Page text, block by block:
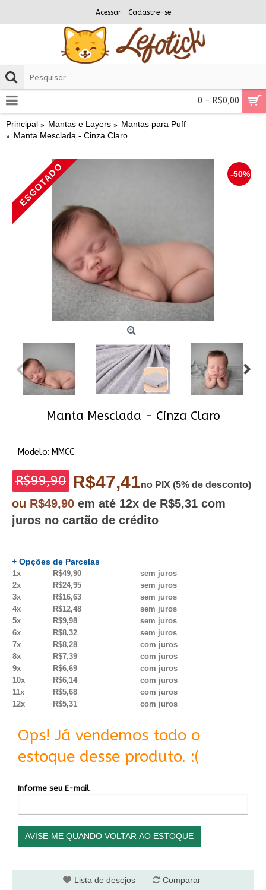
Acessar Cadastre-se
0 - R$0,00
Principal Mantas e Layers
Mantas para Puff
Manta Mesclada - Cinza Claro
-50%
ESGOTADO
Manta Mesclada - Cinza Claro
Modelo: MMCC
R$99,90 R$47,41no PIX (5% de desconto)
ou R$49,90 em até 12x de R$5,31 com
juros no cartão de crédito
+ Opções de Parcelas
1x R$49,90
sem juros
2x
R$24,95
sem juros
3x
R$16,63
sem juros
4x
R$12,48
sem juros
5x
R$9,98
sem juros
6x
R$8,32
sem juros
7x
R$8,28
com juros
8x
R$7,39
com juros
9x
R$6,69
com juros
10x
R$6,14
com juros
11x
R$5,68
com juros
12x
R$5,31 com juros
Ops! Já vendemos todo o
estoque desse produto. :(
Informe seu E-mail
AVISE-ME QUANDO VOLTAR AO ESTOQUE
Lista de desejos Comparar